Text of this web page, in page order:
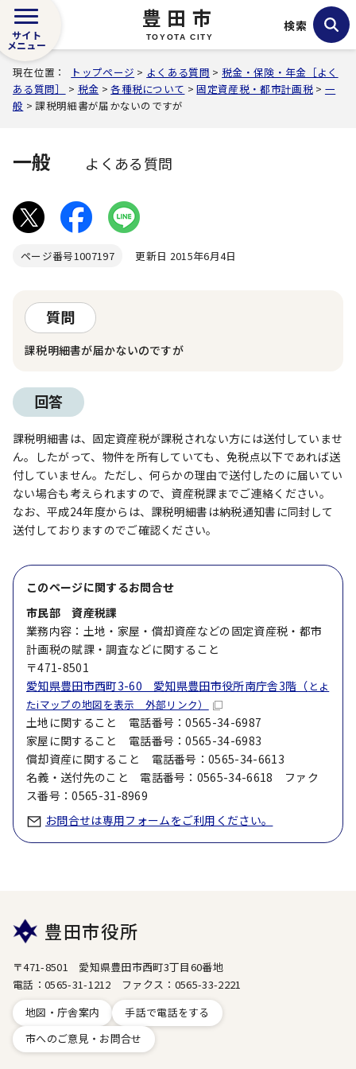
豊田市
TOYOTA CITY
サイト
メニュー
検索
現在位置： トップページ > よくある質問 >税金・保険・年金［よく
ある質問］
> 税金 >各種税について >固定資産税・都市計画税> 一
般 > 課税明細書が届かないのですが
一般 よくある質問
ページ番号1007197 更新日 2015年6月4日
質問
課税明細書が届かないのですが
回答
課税明細書は、固定資産税が課税されない方には送付していませ
ん。したがって、物件を所有していても、免税点以下であれば送
付していません。ただし、何らかの理由で送付したのに届いてい
ない場合も考えられますので、資産税課までご連絡ください。
なお、平成24年度からは、課税明細書は納税通知書に同封して
送付しておりますのでご確認ください。
このページに関するお問合せ
市民部 資産税課
業務内容：土地・家屋・償却資産などの固定資産税・都市
計画税の賦課・調査などに関すること
〒471-8501
愛知県豊田市西町3-60 愛知県豊田市役所南庁舎3階（ とよ
たiマップの地図を表示 外部リンク）
土地に関すること 電話番号：0565-34-6987
家屋に関すること 電話番号：0565-34-6983
償却資産に関すること 電話番号：0565-34-6613
名義・送付先のこと 電話番号：0565-34-6618 ファク
ス番号：0565-31-8969
お問合せは専用フォームをご利用ください。
豊田市役所
〒471-8501 愛知県豊田市西町3丁目60番地
電話：0565-31-1212 ファクス：0565-33-2221
地図・庁舎案内
手話で電話をする
市へのご意見・お問合せ